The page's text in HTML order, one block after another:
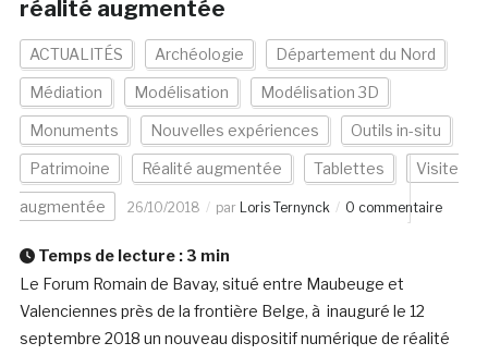
réalité augmentée
ACTUALITÉS Archéologie Département du Nord
Médiation Modélisation Modélisation 3D
Monuments Nouvelles expériences Outils in-situ
Patrimoine Réalité augmentée Tablettes Visite
augmentée 26/10/2018 par Loris Ternynck 0 commentaire
Temps de lecture : 3 min
Le Forum Romain de Bavay, situé entre Maubeuge et
Valenciennes près de la frontière Belge, à inauguré le 12
septembre 2018 un nouveau dispositif numérique de réalité